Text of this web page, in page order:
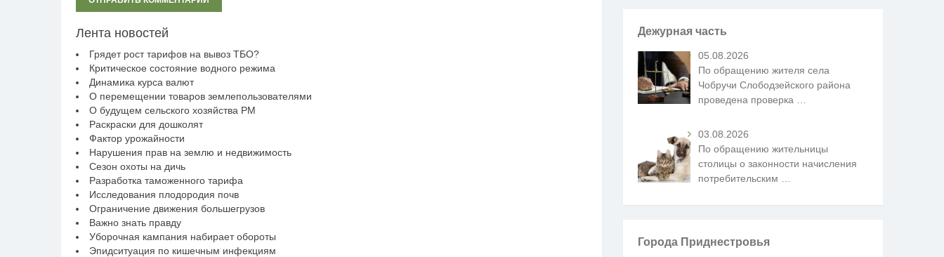
Лента новостей
Грядет рост тарифов на вывоз ТБО?
Критическое состояние водного режима
Динамика курса валют
О перемещении товаров землепользователями
О будущем сельского хозяйства РМ
Раскраски для дошколят
Фактор урожайности
Нарушения прав на землю и недвижимость
Сезон охоты на дичь
Разработка таможенного тарифа
Исследования плодородия почв
Ограничение движения большегрузов
Важно знать правду
Уборочная кампания набирает обороты
Эпидситуация по кишечным инфекциям
Дежурная часть
05.08.2026
По обращению жителя села
Чобручи Слободзейского района
проведена проверка …
03.08.2026
По обращению жительницы
столицы о законности начисления
потребительским
Города Приднестровья